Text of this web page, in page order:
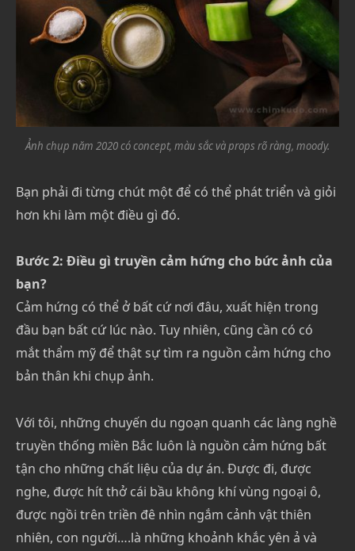
Ảnh chụp năm 2020 có concept, màu sắc và props rõ ràng, moody.
Bạn phải đi từng chút một để có thể phát triển và giỏi
hơn khi làm một điều gì đó.
Bước 2: Điều gì truyền cảm hứng cho bức ảnh của
bạn?
Cảm hứng có thể ở bất cứ nơi đâu, xuất hiện trong
đầu bạn bất cứ lúc nào. Tuy nhiên, cũng cần có có
mắt thẩm mỹ để thật sự tìm ra nguồn cảm hứng cho
bản thân khi chụp ảnh.
Với tôi, những chuyến du ngoạn quanh các làng nghề
truyền thống miền Bắc luôn là nguồn cảm hứng bất
tận cho những chất liệu của dự án. Được đi, được
nghe, được hít thở cái bầu không khí vùng ngoại ô,
được ngồi trên triền đê nhìn ngắm cảnh vật thiên
nhiên, con người….là những khoảnh khắc yên ả và